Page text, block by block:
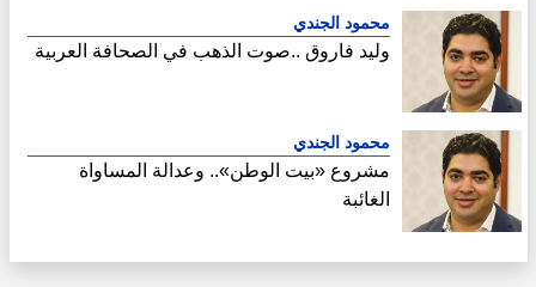
محمود الجندي
وليد فاروق ..صوت الذهب في الصحافة العربية
محمود الجندي
مشروع «بيت الوطن».. وعدالة المساواة
الغائبة